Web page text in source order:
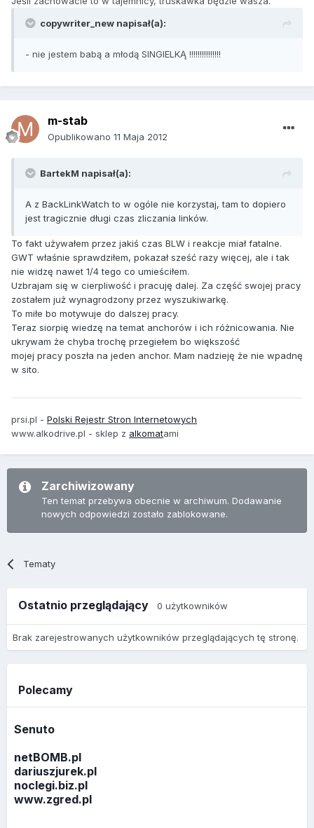
copywriter_new napisał(a):
- nie jestem babą a młodą SINGIELKĄ !!!!!!!!!!!!!!!
m-stab
Opublikowano 11 Maja 2012
BartekM napisał(a):
A z BackLinkWatch to w ogóle nie korzystaj, tam to dopiero
jest tragicznie długi czas zliczania linków.
To fakt używałem przez jakiś czas BLW i reakcje miał fatalne.
GWT właśnie sprawdziłem, pokazał sześć razy więcej, ale i tak
nie widzę nawet 1/4 tego co umieściłem.
Uzbrajam się w cierpliwość i pracuję dalej. Za część swojej pracy
zostałem już wynagrodzony przez wyszukiwarkę.
To miłe bo motywuje do dalszej pracy.
Teraz siorpię wiedzę na temat anchorów i ich różnicowania. Nie
ukrywam że chyba trochę przegiełem bo większość
mojej pracy poszła na jeden anchor. Mam nadzieję że nie wpadnę
w sito.
prsi.pl - Polski Rejestr Stron Internetowych
www.alkodrive.pl - sklep z alkomatami
Zarchiwizowany
Ten temat przebywa obecnie w archiwum. Dodawanie
nowych odpowiedzi zostało zablokowane.
Tematy
Ostatnio przeglądający 0 użytkowników
Brak zarejestrowanych użytkowników przeglądających tę stronę.
Polecamy
Senuto
netBOMB.pl
dariuszjurek.pl
noclegi.biz.pl
www.zgred.pl